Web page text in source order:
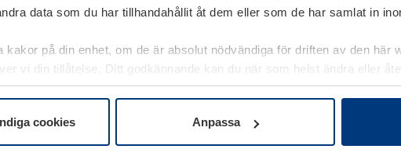
data som du har tillhandahållit åt dem eller som de har samlat in
kakor på din enhet, om de är absolut nödvändiga för driften av den här
vi din tillåtelse. Ditt godkännande kan du när som helst ändra eller
på vår webbplats.
cookies Anpassa